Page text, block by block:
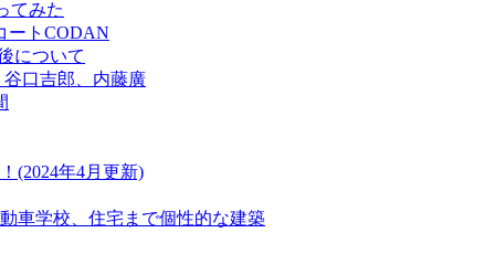
てみた
ートCODAN
について
口吉郎、内藤廣
(2024年4月更新)
車学校、住宅まで個性的な建築